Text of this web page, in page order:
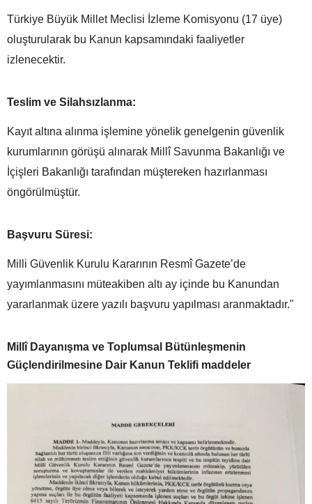
Türkiye Büyük Millet Meclisi İzleme Komisyonu (17 üye)
oluşturularak bu Kanun kapsamındaki faaliyetler
izlenecektir.
Teslim ve Silahsızlanma:
Kayıt altına alınma işlemine yönelik genelgenin güvenlik
kurumlarının görüşü alınarak Millî Savunma Bakanlığı ve
İçişleri Bakanlığı tarafından müştereken hazırlanması
öngörülmüştür.
Başvuru Süresi:
Milli Güvenlik Kurulu Kararının Resmî Gazete’de
yayımlanmasını müteakiben altı ay içinde bu Kanundan
yararlanmak üzere yazılı başvuru yapılması aranmaktadır."
Millî Dayanışma ve Toplumsal Bütünleşmenin
Güçlendirilmesine Dair Kanun Teklifi maddeler